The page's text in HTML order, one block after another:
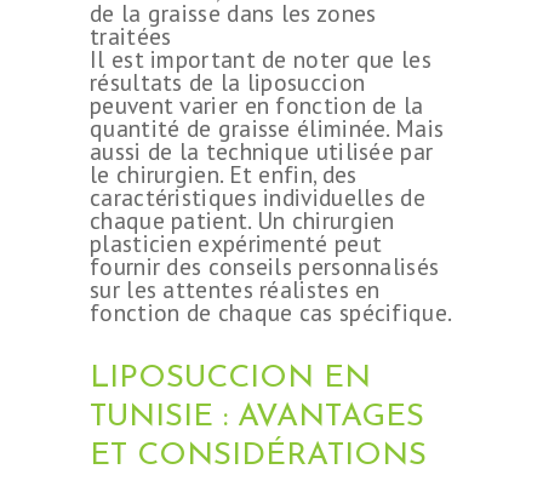
de la graisse dans les zones
traitées
Il est important de noter que les
résultats de la liposuccion
peuvent varier en fonction de la
quantité de graisse éliminée. Mais
aussi de la technique utilisée par
le chirurgien. Et enfin, des
caractéristiques individuelles de
chaque patient. Un chirurgien
plasticien expérimenté peut
fournir des conseils personnalisés
sur les attentes réalistes en
fonction de chaque cas spécifique.
LIPOSUCCION EN
TUNISIE : AVANTAGES
ET CONSIDÉRATIONS